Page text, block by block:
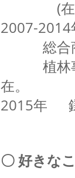
(在学中
2007-2014
総合商
植林事
在。
2015年 鎌
〇 好きな